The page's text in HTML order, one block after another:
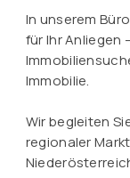
In unserem
für Ihr Anliegen
Immobilie.
Wir begleiten
regionaler